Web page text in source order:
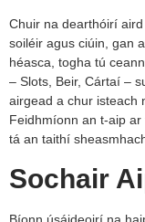
Chuir na dearthóirí
soiléir agus ciúin, gan
héasca, togha tú
– Slots, Beir, Cártaí –
airgead a chur isteach
Feidhmíonn an t-aip
tá an taithí
Sochair
Bíonn úsáideoirí na